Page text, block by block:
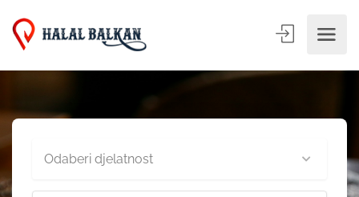
Odaberi djelatnost